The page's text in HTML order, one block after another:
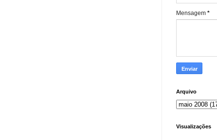
Mensagem *
Arquivo
Visualizações